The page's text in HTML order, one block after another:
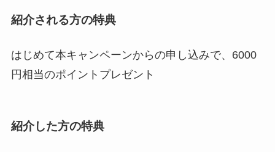
紹介される方の特典
はじめて本キャンペーンからの申し込みで、6000
円相当のポイントプレゼント
紹介した方の特典